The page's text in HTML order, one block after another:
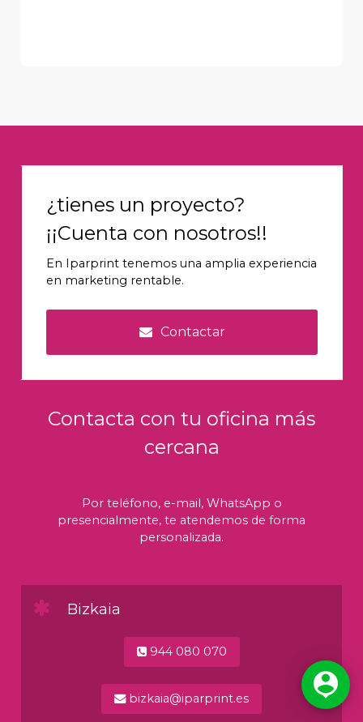
¿tienes un proyecto?
¡¡Cuenta con nosotros!!
En Iparprint tenemos una amplia experiencia
en marketing rentable.
Contactar
Contacta con tu oficina más
cercana
Por teléfono, e-mail, WhatsApp o
presencialmente, te atendemos de forma
personalizada.
Bizkaia
944 080 070
bizkaia@iparprint.es 